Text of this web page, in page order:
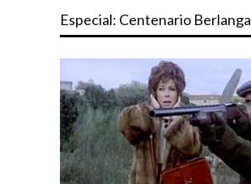
Especial: Centenario Berlanga